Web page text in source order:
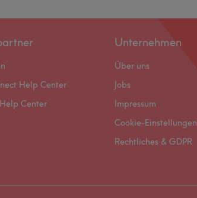
Help Center
Center
Unternehmen
Über uns
Jobs
Impressum
Cookie-Einstellungen
Rechtliches & GDPR